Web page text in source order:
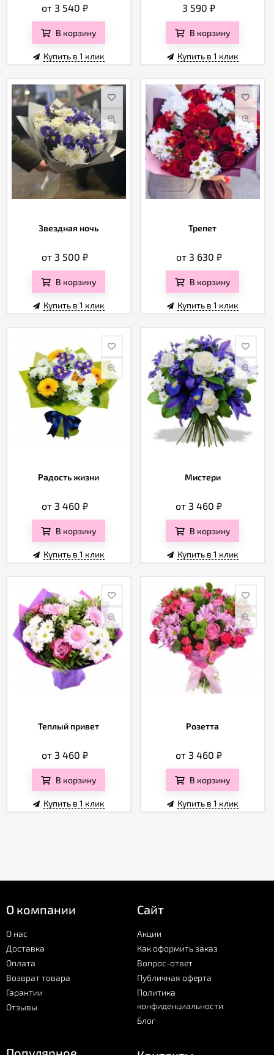
от 3 540₽
В корзину
Купить в 1 клик
3 590₽
В корзину
Купить в 1 клик
Звездная ночь
от 3 500₽
В корзину
Купить в 1 клик
Трепет
от 3 630 ₽
В корзину
Купить в 1 клик
Радость жизни
от 3 460₽
В корзину
Купить в 1 клик
Мистери
от 3 460₽
В корзину
Купить в 1 клик
Теплый привет
от 3 460₽
В корзину
Купить в 1 клик
Розетта
от 3 460₽
В корзину
Купить в 1 клик
О компании
О нас
Доставка
Оплата
Возврат товара
Гарантии
Отзывы
Сайт
Акции
Как оформить заказ
Вопрос-ответ
Публичная оферта
Политика
конфиденциальности
Блог